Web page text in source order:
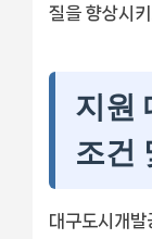
질을 향상시
지원
조건
대구도시개